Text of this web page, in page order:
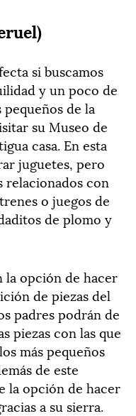
si buscamos
y un poco de
pequeños de la
su Museo de
casa. En esta
juguetes, pero
con
o juegos de
de plomo y
la opción de hacer
de piezas del
padres podrán de
piezas con las que
más pequeños
de este
la opción de hacer
a su sierra.